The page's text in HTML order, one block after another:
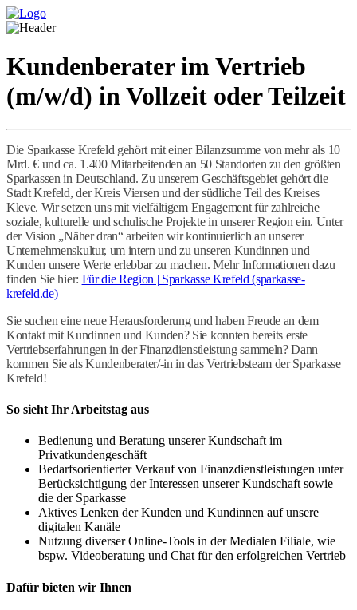
Kundenberater im Vertrieb
(m/w/d) in Vollzeit oder Teilzeit
Die Sparkasse Krefeld gehört mit einer Bilanzsumme von mehr als 10
Mrd. € und ca. 1.400 Mitarbeitenden an 50 Standorten zu den größten
Sparkassen in Deutschland. Zu unserem Geschäftsgebiet gehört die
Stadt Krefeld, der Kreis Viersen und der südliche Teil des Kreises
Kleve. Wir setzen uns mit vielfältigem Engagement für zahlreiche
soziale, kulturelle und schulische Projekte in unserer Region ein. Unter
der Vision „Näher dran“ arbeiten wir kontinuierlich an unserer
Unternehmenskultur, um intern und zu unseren Kundinnen und
Kunden unsere Werte erlebbar zu machen. Mehr Informationen dazu
finden Sie hier: Für die Region | Sparkasse Krefeld (sparkasse-
krefeld.de)
Sie suchen eine neue Herausforderung und haben Freude an dem
Kontakt mit Kundinnen und Kunden? Sie konnten bereits erste
Vertriebserfahrungen in der Finanzdienstleistung sammeln? Dann
kommen Sie als Kundenberater/-in in das Vertriebsteam der Sparkasse
Krefeld!
So sieht Ihr Arbeitstag aus
Bedienung und Beratung unserer Kundschaft im
Privatkundengeschäft
Bedarfsorientierter Verkauf von Finanzdienstleistungen unter
Berücksichtigung der Interessen unserer Kundschaft sowie
die der Sparkasse
Aktives Lenken der Kunden und Kundinnen auf unsere
digitalen Kanäle
Nutzung diverser Online-Tools in der Medialen Filiale, wie
bspw. Videoberatung und Chat für den erfolgreichen Vertrieb
Dafür bieten wir Ihnen